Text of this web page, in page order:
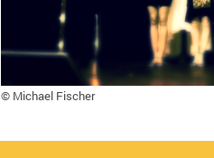
© Michael Fischer